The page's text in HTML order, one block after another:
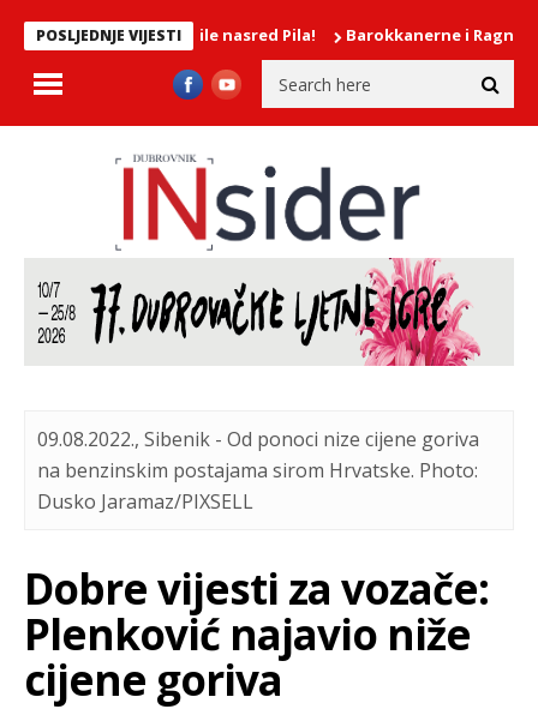
POSLJEDNJE VIJESTI
Dvije djevojke mokrile nasred Pila! Barokkanerne i Ragnhild
09.08.2022., Sibenik - Od ponoci nize cijene goriva
na benzinskim postajama sirom Hrvatske. Photo:
Dusko Jaramaz/PIXSELL
Dobre vijesti za vozače:
Plenković najavio niže
cijene goriva